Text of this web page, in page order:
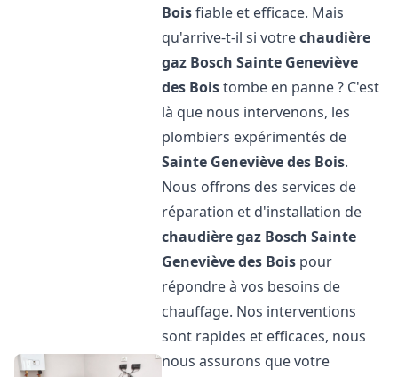
Boisfiable et efficace. Mais
qu'arrive-t-il si votrechaudière
gaz Bosch Sainte Geneviève
des Boistombe en panne ? C'est
là que nous intervenons, les
plombiers expérimentés de
Sainte Geneviève des Bois.
Nous offrons des services de
réparation et d'installation de
chaudière gaz Bosch Sainte
Geneviève des Bois pour
répondre à vos besoins de
chauffage. Nos interventions
sont rapides et efficaces, nous
nous assurons que votre